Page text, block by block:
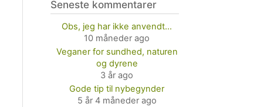
Seneste kommentarer
Obs, jeg har ikke anvendt…
10 måneder ago
Veganer for sundhed, naturen
og dyrene
3 år ago
Gode tip til nybegynder
5 år 4 måneder ago